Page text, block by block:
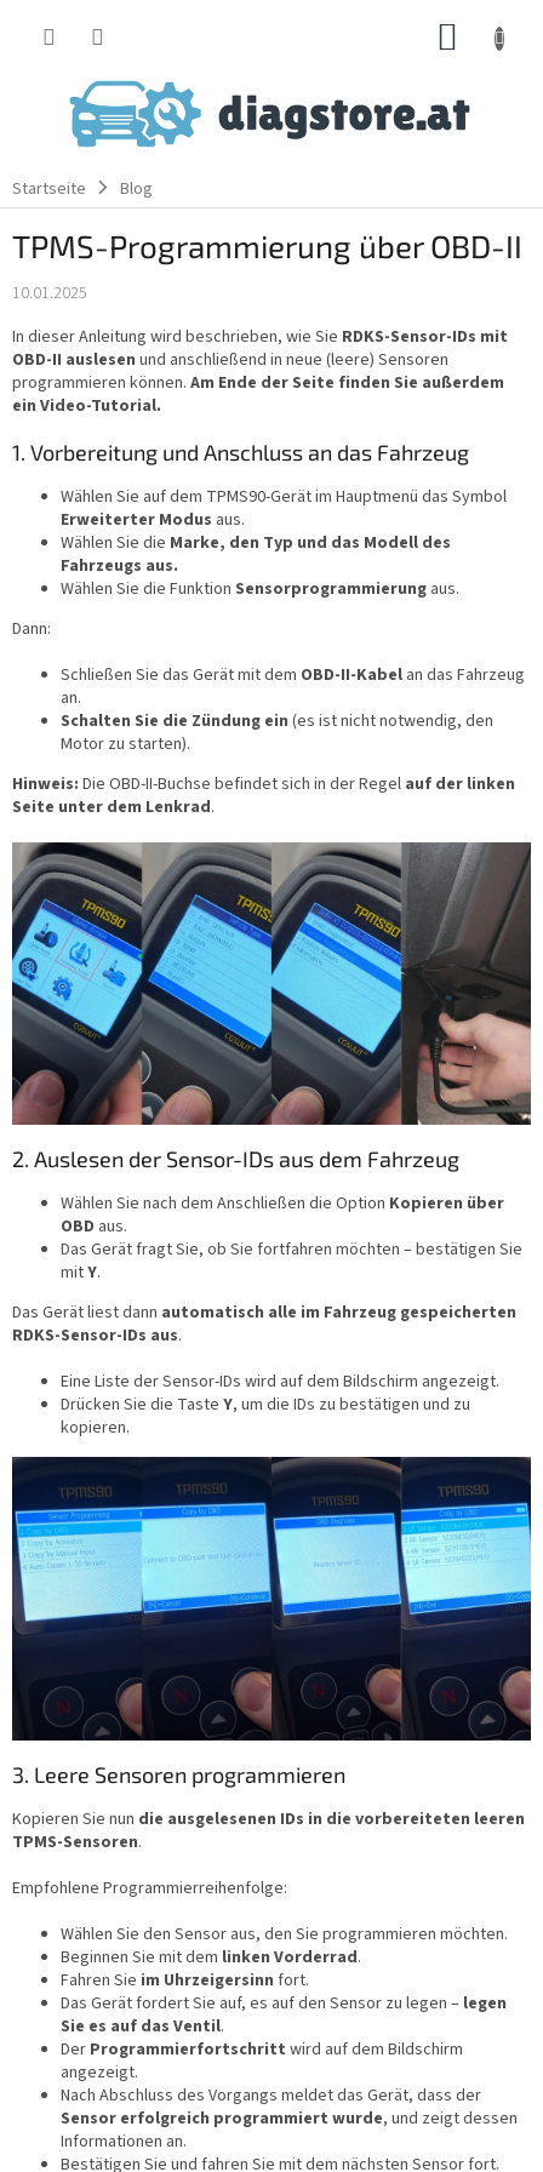
Startseite Blog
TPMS-Programmierung über OBD-II
10.01.2025
In dieser Anleitung wird beschrieben, wie Sie RDKS-Sensor-IDs mit
OBD-II auslesen und anschließend in neue (leere) Sensoren
programmieren können. Am Ende der Seite finden Sie außerdem
ein Video-Tutorial.
1. Vorbereitung und Anschluss an das Fahrzeug
Wählen Sie auf dem TPMS90-Gerät im Hauptmenü das Symbol
Erweiterter Modus aus.
Wählen Sie die Marke, den Typ und das Modell des
Fahrzeugs aus.
Wählen Sie die Funktion Sensorprogrammierung aus.
Dann:
Schließen Sie das Gerät mit dem OBD-II-Kabel an das Fahrzeug
an.
Schalten Sie die Zündung ein (es ist nicht notwendig, den
Motor zu starten).
Hinweis: Die OBD-II-Buchse befindet sich in der Regel auf der linken
Seite unter dem Lenkrad.
2. Auslesen der Sensor-IDs aus dem Fahrzeug
Wählen Sie nach dem Anschließen die Option Kopieren über
OBD aus.
Das Gerät fragt Sie, ob Sie fortfahren möchten – bestätigen Sie
mitY.
Das Gerät liest dann automatisch alle im Fahrzeug gespeicherten
RDKS-Sensor-IDs aus.
Eine Liste der Sensor-IDs wird auf dem Bildschirm angezeigt.
Drücken Sie die Taste Y, um die IDs zu bestätigen und zu
kopieren.
3. Leere Sensoren programmieren
Kopieren Sie nun die ausgelesenen IDs in die vorbereiteten leeren
TPMS-Sensoren.
Empfohlene Programmierreihenfolge:
Wählen Sie den Sensor aus, den Sie programmieren möchten.
Beginnen Sie mit dem linken Vorderrad.
Fahren Sie im Uhrzeigersinn fort.
Das Gerät fordert Sie auf, es auf den Sensor zu legen – legen
Sie es auf das Ventil.
Der Programmierfortschritt wird auf dem Bildschirm
angezeigt.
Nach Abschluss des Vorgangs meldet das Gerät, dass der
Sensor erfolgreich programmiert wurde, und zeigt dessen
Informationen an.
Bestätigen Sie und fahren Sie mit dem nächsten Sensor fort.